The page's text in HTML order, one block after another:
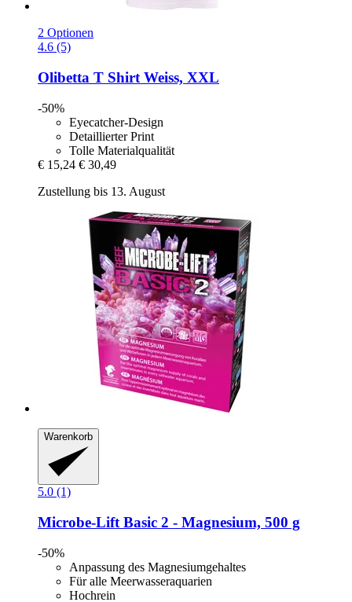
2 Optionen
4.6 (5)
Olibetta T Shirt Weiss, XXL
-50%
Eyecatcher-Design
Detaillierter Print
Tolle Materialqualität
€ 15,24 € 30,49
Zustellung bis 13. August
Warenkorb
5.0 (1)
Microbe-Lift Basic 2 -​ Magnesium, 500 g
-50%
Anpassung des Magnesiumgehaltes
Für alle Meerwasseraquarien
Hochrein